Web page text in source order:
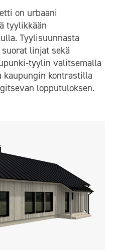
on urbaani
tyylikkään
Tyylisuunnasta
linjat sekä
tyylin valitsemalla
kaupungin kontrastilla
lopputuloksen.